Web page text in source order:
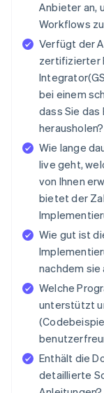
Anbieter an,
Workflows
Verfügt der
zertifizierter
bei einem
dass Sie
herausholen?
Wie lange
live geht,
von Ihnen
bietet der
Wie gut ist
nachdem
Welche
unterstützt
Enthält die
detaillierte